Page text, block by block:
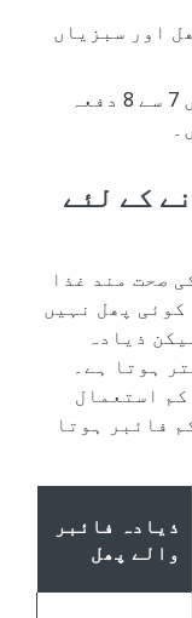
سے 6 دفعہ پھل اور سبزیاں
19 سال تک کے بچوں کو دن میں 7 سے 8 دفعہ
کے لئے
صحت مند غذا
پھل نہیں
ذیادہ
ہوتا ہے۔
استعمال
فائبر ہوتا
ذیادہ فائبر
والے پھل